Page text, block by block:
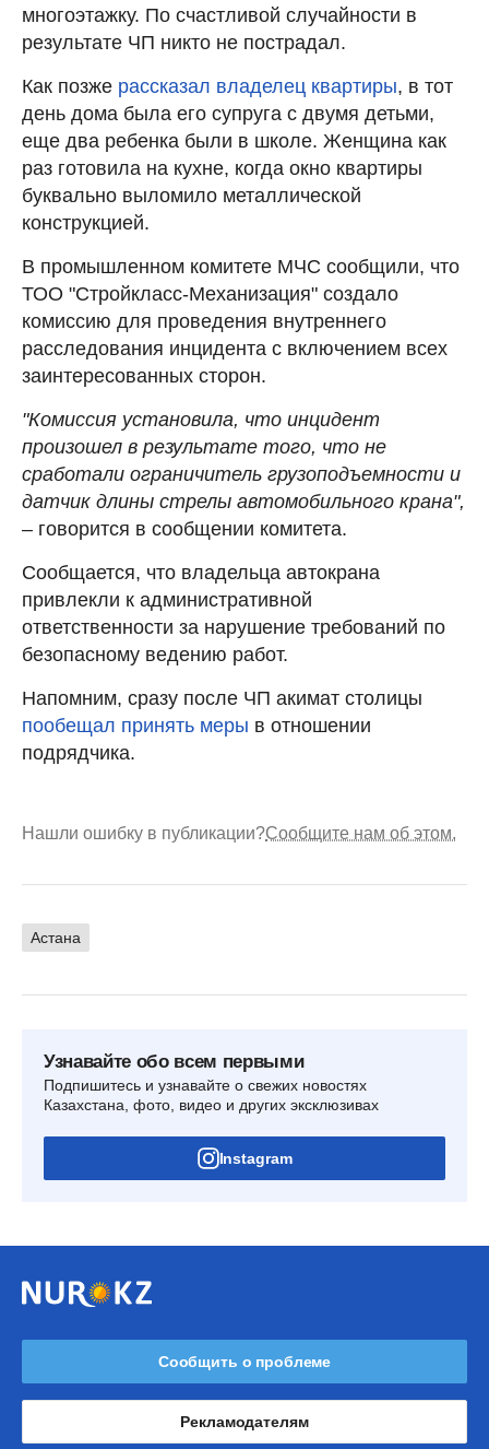
многоэтажку. По счастливой случайности в
результате ЧП никто не пострадал.
Как позже рассказал владелец квартиры, в тот
день дома была его супруга с двумя детьми,
еще два ребенка были в школе. Женщина как
раз готовила на кухне, когда окно квартиры
буквально выломило металлической
конструкцией.
В промышленном комитете МЧС сообщили, что
ТОО "Стройкласс-Механизация" создало
комиссию для проведения внутреннего
расследования инцидента с включением всех
заинтересованных сторон.
"Комиссия установила, что инцидент
произошел в результате того, что не
сработали ограничитель грузоподъемности и
датчик длины стрелы автомобильного крана",
– говорится в сообщении комитета.
Сообщается, что владельца автокрана
привлекли к административной
ответственности за нарушение требований по
безопасному ведению работ.
Напомним, сразу после ЧП акимат столицы
пообещал принять меры в отношении
подрядчика.
Нашли ошибку в публикации?Сообщите нам об этом.
Астана
Узнавайте обо всем первыми
Подпишитесь и узнавайте о свежих новостях
Казахстана, фото, видео и других эксклюзивах
Instagram
Сообщить о проблеме
Рекламодателям